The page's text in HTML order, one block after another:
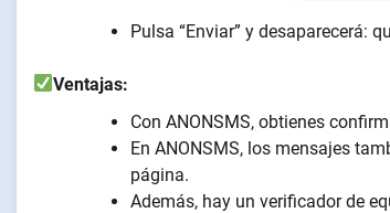
Pulsa “Enviar” y desaparecerá:
Ventajas:
Con ANONSMS, obtienes
En ANONSMS, los mensajes
página.
Además, hay un verificador de